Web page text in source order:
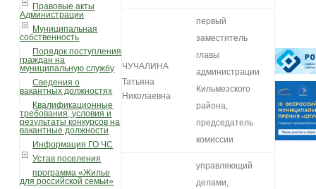
Правовые акты
Администрации
Муниципальная
собственность
Порядок поступления
граждан на
муниципальную службу
Сведения о
вакантных должностях
Квалификационные
требования, условия и
результаты конкурсов на
вакантные должности
Информация ГО ЧС
Устав поселения
программа «Жилье
для российской семьи»
ЧУЧАЛИНА
Татьяна
Николаевна
первый
заместитель
главы
администрации
Кильмезского
района,
председатель
комиссии
управляющий
делами,